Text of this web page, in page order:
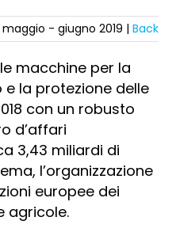
maggio - giugno 2019 | Back
macchine per la
la protezione delle
con un robusto
d’affari
3,43 miliardi di
l’organizzazione
europee dei
agricole.